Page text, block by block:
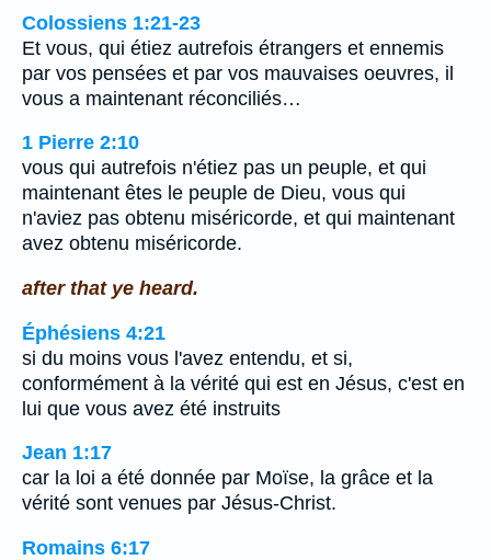
Colossiens 1:21-23
Et vous, qui étiez autrefois étrangers et ennemis
par vos pensées et par vos mauvaises oeuvres, il
vous a maintenant réconciliés…
1 Pierre 2:10
vous qui autrefois n'étiez pas un peuple, et qui
maintenant êtes le peuple de Dieu, vous qui
n'aviez pas obtenu miséricorde, et qui maintenant
avez obtenu miséricorde.
after that ye heard.
Éphésiens 4:21
si du moins vous l'avez entendu, et si,
conformément à la vérité qui est en Jésus, c'est en
lui que vous avez été instruits
Jean 1:17
car la loi a été donnée par Moïse, la grâce et la
vérité sont venues par Jésus-Christ.
Romains 6:17